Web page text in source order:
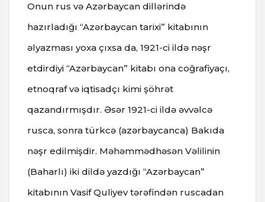
Onun rus və Azərbaycan dillərində
hazırladığı “Azərbaycan tarixi” kitabının
əlyazması yoxa çıxsa da, 1921-ci ildə nəşr
etdirdiyi “Azərbaycan” kitabı ona coğrafiyaçı,
etnoqraf və iqtisadçı kimi şöhrət
qazandırmışdır. Əsər 1921-ci ildə əvvəlcə
rusca, sonra türkcə (azərbaycanca) Bakıda
nəşr edilmişdir. Məhəmmədhəsən Vəlilinin
(Baharlı) iki dildə yazdığı “Azərbaycan”
kitabının Vasif Quliyev tərəfindən ruscadan